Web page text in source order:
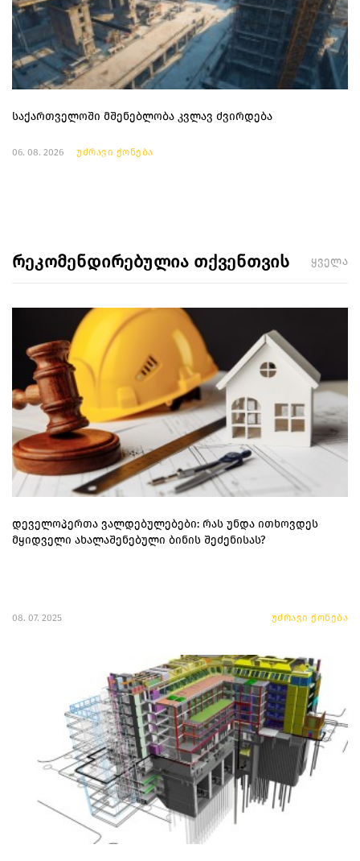
საქართველოში მშენებლობა კვლავ ძვირდება
06. 08. 2026 უძრავი ქონება
რეკომენდირებულია თქვენთვის ყველა
დეველოპერთა ვალდებულებები: რას უნდა ითხოვდეს
მყიდველი ახალაშენებული ბინის შეძენისას?
08. 07. 2025 უძრავი ქონება